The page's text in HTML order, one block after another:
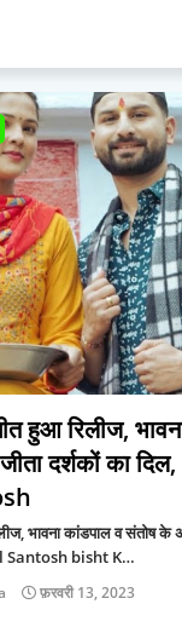
हुआ रिलीज,
दर्शकों का
भावना कांडपाल व संतोष के
Santosh bisht K…
फ़रवरी 13, 2023